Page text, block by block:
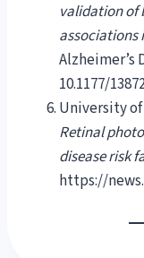
validation of
associations
Alzheimer’s
10.1177/
University of
Retinal
disease risk
https://